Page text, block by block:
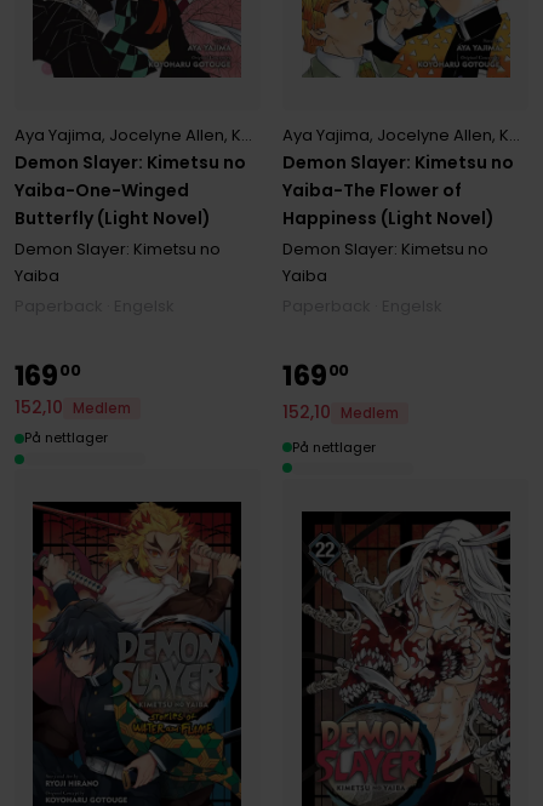
Demon Slayer: Kimetsu no
Yaiba-One-Winged
Butterfly (Light Novel)
Aya Yajima, Jocelyne Allen, Koyoharu Gotouge
Demon Slayer: Kimetsu no
Yaiba
Demon Slayer: Kimetsu no
Yaiba-The Flower of
Happiness (Light Novel)
Aya Yajima, Jocelyne Allen, Koyoharu Gotouge
Demon Slayer: Kimetsu no
Yaiba
16900
152,10
Medlem
På nettlager
16900
152,10
Medlem
På nettlager